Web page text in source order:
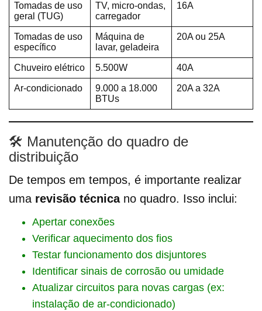
Tomadas de uso
geral (TUG)
TV, micro-ondas,
carregador
16A
Tomadas de uso
específico
Máquina de
lavar, geladeira
20A ou 25A
Chuveiro elétrico 5.500W 40A
Ar-condicionado
9.000 a 18.000
BTUs
20A a 32A
🛠️ Manutenção do quadro de
distribuição
De tempos em tempos, é importante realizar
uma revisão técnicano quadro. Isso inclui:
Apertar conexões
Verificar aquecimento dos fios
Testar funcionamento dos disjuntores
Identificar sinais de corrosão ou umidade
Atualizar circuitos para novas cargas (ex:
instalação de ar-condicionado)